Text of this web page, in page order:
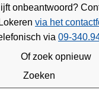
onbeantwoord?
via het
via 09-
Of zoek opnieuw
Zoeken